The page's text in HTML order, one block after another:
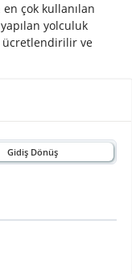
Gidiş Dönüş
en çok kullanılan
yolculuk
ücretlendirilir ve